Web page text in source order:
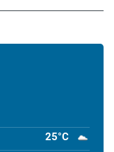
25°C